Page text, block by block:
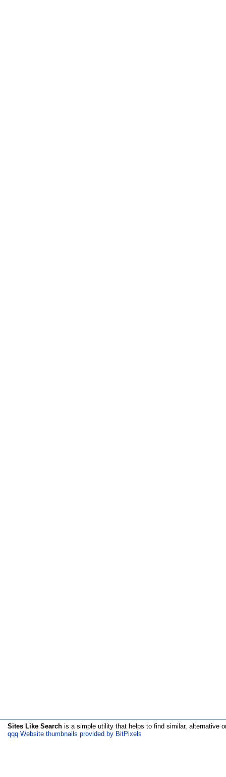
Sites Like Search is a simple utility that helps to find similar, alternative
qqq Website thumbnails provided by BitPixels